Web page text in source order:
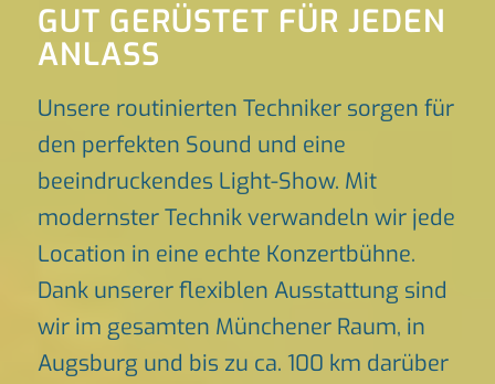
GUT GERÜSTET FÜR JEDEN
ANLASS
Unsere routinierten Techniker sorgen für
den perfekten Sound und eine
beeindruckendes Light-Show. Mit
modernster Technik verwandeln wir jede
Location in eine echte Konzertbühne.
Dank unserer flexiblen Ausstattung sind
wir im gesamten Münchener Raum, in
Augsburg und bis zu ca. 100 km darüber